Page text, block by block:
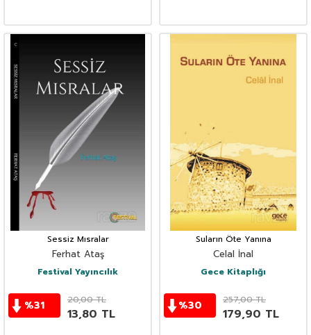
Sessiz Mısralar
Ferhat Ataş
Festival Yayıncılık
%31 20,00TL
13,80 TL
Suların Öte Yanına
Celal İnal
Gece Kitaplığı
%30 257,00TL
179,90 TL